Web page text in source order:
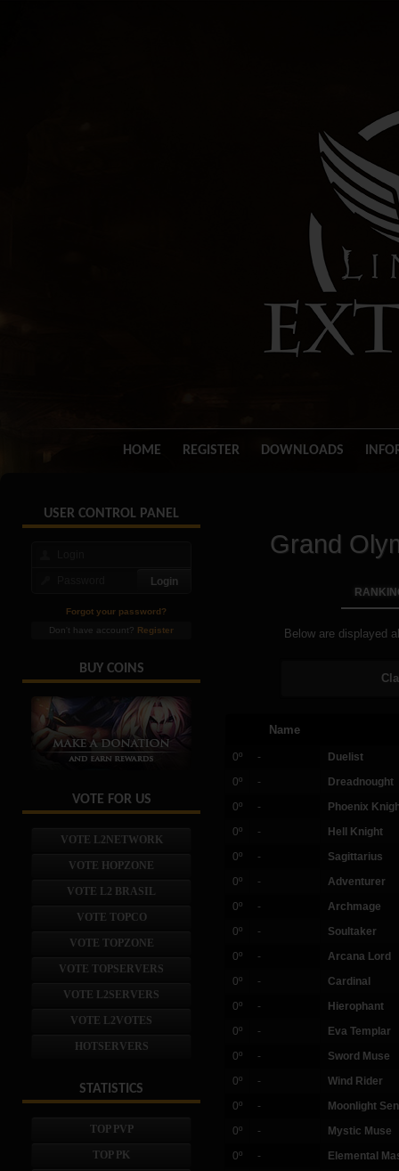
HOME REGISTER DOWNLOADS
USER CONTROL PANEL
Forgot your password?
Don't have account? Register
BUY COINS
VOTE FOR US
VOTE L2NETWORK
VOTE HOPZONE
VOTE L2 BRASIL
VOTE TOPCO
VOTE TOPZONE
VOTE TOPSERVERS
VOTE L2SERVERS
VOTE L2VOTES
HOTSERVERS
STATISTICS
TOP PVP
TOP PK
Grand
Below are displayed
Name
0º -
Duelist
0º
-
Dreadnought
0º
-
Phoenix
0º
-
Hell Knight
0º
-
Sagittarius
0º
-
Adventurer
0º
-
Archmage
0º
-
Soultaker
0º
-
Arcana Lord
0º
-
Cardinal
0º
-
Hierophant
0º
-
Eva Templar
0º
-
Sword Muse
0º
-
Wind Rider
0º
-
Moonlight
0º
-
Mystic Muse
0º
-
Elemental